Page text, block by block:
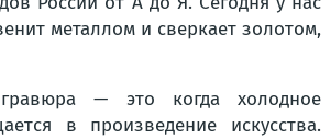
металлом и сверкает золотом,
гравюра — это когда холодное
в произведение искусства.